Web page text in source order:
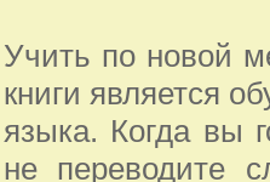
Учить по новой
книги является
языка. Когда вы
не переводите